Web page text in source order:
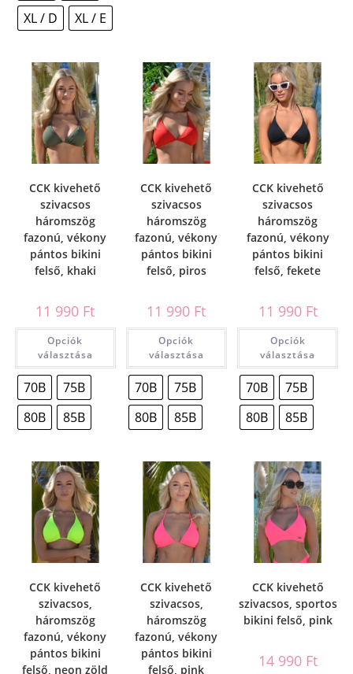
XL / D
XL / E
CCK kivehető
szivacsos
háromszög
fazonú, vékony
pántos bikini
felső, khaki
11 990 Ft
Opciók
választása
70B
75B
80B
85B
CCK kivehető
szivacsos
háromszög
fazonú, vékony
pántos bikini
felső, piros
11 990 Ft
Opciók
választása
70B
75B
80B
85B
CCK kivehető
szivacsos
háromszög
fazonú, vékony
pántos bikini
felső, fekete
11 990 Ft
Opciók
választása
70B
75B
80B
85B
CCK kivehető
szivacsos,
háromszög
fazonú, vékony
pántos bikini
felső, neon zöld
CCK kivehető
szivacsos,
háromszög
fazonú, vékony
pántos bikini
felső, pink
CCK kivehető
szivacsos, sportos
bikini felső, pink
14 990 Ft